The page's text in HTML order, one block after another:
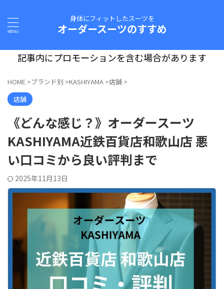
身体にフィットしたスーツを
オーダースーツのすすめ
記事内にプロモーションを含む場合があります
HOME >ブランド別 >KASHIYAMA >店舗 >
店舗
《どんな感じ？》オーダースーツ
KASHIYAMA近鉄百貨店和歌山店 悪
い口コミから良い評判まで
2025年11月13日